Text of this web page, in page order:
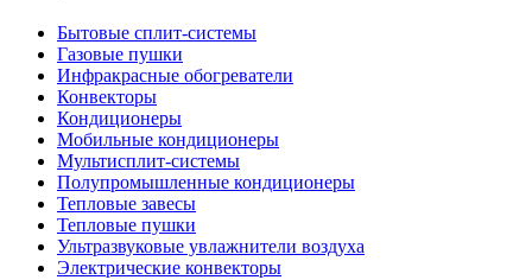
Бытовые сплит-системы
Газовые пушки
Инфракрасные обогреватели
Конвекторы
Кондиционеры
Мобильные кондиционеры
Мультисплит-системы
Полупромышленные кондиционеры
Тепловые завесы
Тепловые пушки
Ультразвуковые увлажнители воздуха
Электрические конвекторы